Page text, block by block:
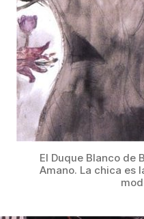
El Duque Blanco de
Amano. La chica es